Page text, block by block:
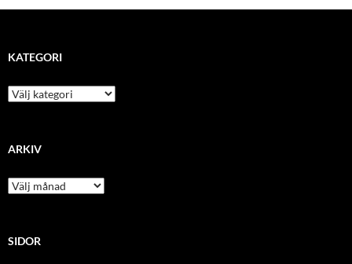
KATEGORI
kategori
ARKIV
arkiv
SIDOR